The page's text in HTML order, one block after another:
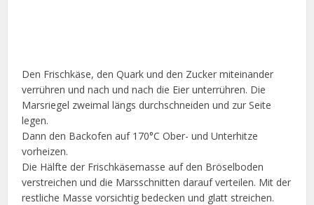
Den Frischkäse, den Quark und den Zucker miteinander
verrühren und nach und nach die Eier unterrühren. Die
Marsriegel zweimal längs durchschneiden und zur Seite
legen.
Dann den Backofen auf 170°C Ober- und Unterhitze
vorheizen.
Die Hälfte der Frischkäsemasse auf den Bröselboden
verstreichen und die Marsschnitten darauf verteilen. Mit der
restliche Masse vorsichtig bedecken und glatt streichen.